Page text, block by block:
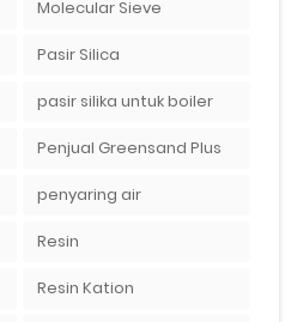
Molecular Sieve
Pasir Silica
pasir silika untuk boiler
Penjual Greensand Plus
penyaring air
Resin
Resin Kation